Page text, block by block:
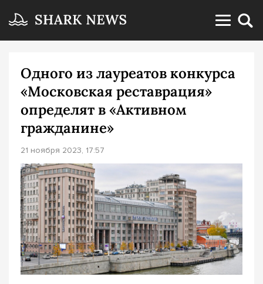
Одного из лауреатов конкурса
«Московская реставрация»
определят в «Активном
гражданине»
21 ноября 2023, 17:57